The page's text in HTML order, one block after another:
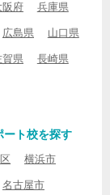
阪府 兵庫県
広島県 山口県
賀県 長崎県
ート校を探す
横浜市
名古屋市